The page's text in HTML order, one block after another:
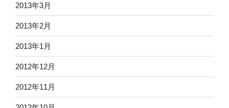
2013年3月
2013年2月
2013年1月
2012年12月
2012年11月